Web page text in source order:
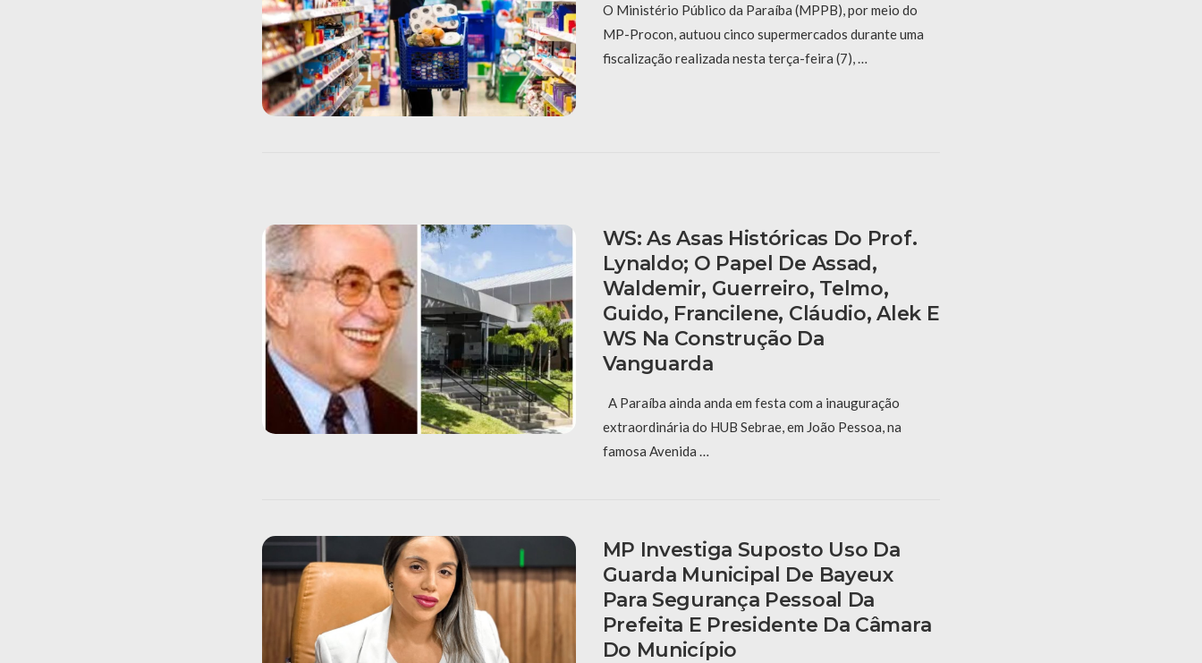
O Ministério Público da Paraíba (MPPB), por meio do
MP-Procon, autuou cinco supermercados durante uma
fiscalização realizada nesta terça-feira (7), …
WS: As Asas Históricas Do Prof.
Lynaldo; O Papel De Assad,
Waldemir, Guerreiro, Telmo,
Guido, Francilene, Cláudio, Alek E
WS Na Construção Da
Vanguarda
A Paraíba ainda anda em festa com a inauguração
extraordinária do HUB Sebrae, em João Pessoa, na
famosa Avenida …
MP Investiga Suposto Uso Da
Guarda Municipal De Bayeux
Para Segurança Pessoal Da
Prefeita E Presidente Da Câmara
Do Município